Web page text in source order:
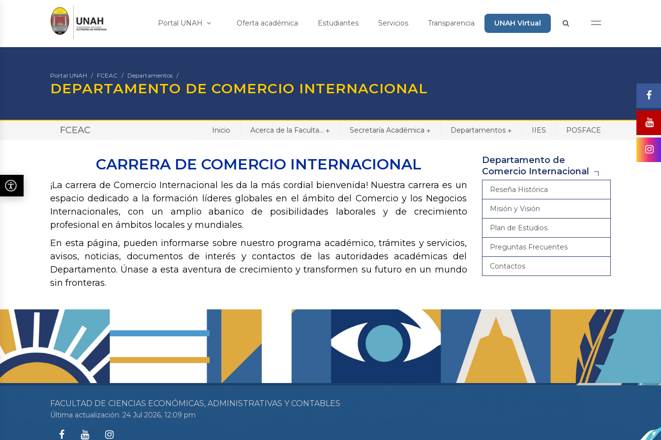
Portal UNAH Oferta académica Estudiantes Servicios Transparencia UNAH Virtual
Portal UNAH FCEAC Departamentos
DEPARTAMENTO DE COMERCIO INTERNACIONAL
FCEAC Inicio +
Acerca de la Faculta... +
Secretaría Académica +
Departamentos IIES POSFACE
CARRERA DE COMERCIO INTERNACIONAL
¡La carrera de Comercio Internacional les da la más cordial bienvenida! Nuestra carrera es un
espacio dedicado a la formación líderes globales en el ámbito del Comercio y los Negocios
Internacionales, con un amplio abanico de posibilidades laborales y de crecimiento
profesional en ámbitos locales y mundiales.
En esta página, pueden informarse sobre nuestro programa académico, trámites y servicios,
avisos, noticias, documentos de interés y contactos de las autoridades académicas del
Departamento. Únase a esta aventura de crecimiento y transformen su futuro en un mundo
sin fronteras.
Departamento de
Comercio Internacional
Reseña Histórica
Misión y Visión
Plan de Estudios
Preguntas Frecuentes
Contactos
FACULTAD DE CIENCIAS ECONÓMICAS, ADMINISTRATIVAS Y CONTABLES
Última actualización: 24 Jul 2026, 12:09 pm